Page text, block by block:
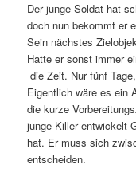
Der junge Soldat hat
doch nun bekommt er
Sein nächstes
Hatte er sonst immer
die Zeit. Nur fünf
Eigentlich wäre es ein
die kurze
junge Killer entwickelt
hat. Er muss sich
entscheiden.